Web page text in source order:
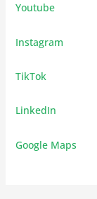
Youtube
Instagram
TikTok
LinkedIn
Google Maps